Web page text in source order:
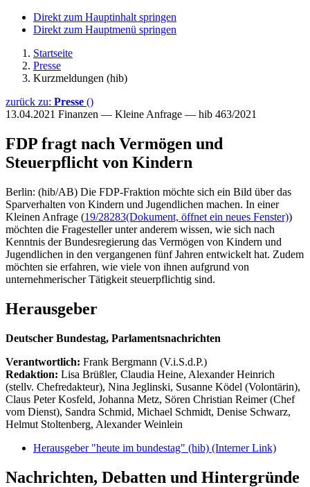
Direkt zum Hauptinhalt springen
Direkt zum Hauptmenü springen
Startseite
Presse
Kurzmeldungen (hib)
zurück zu: Presse ()
13.04.2021 Finanzen — Kleine Anfrage — hib 463/2021
FDP fragt nach Vermögen und
Steuerpflicht von Kindern
Berlin: (hib/AB) Die FDP-Fraktion möchte sich ein Bild über das
Sparverhalten von Kindern und Jugendlichen machen. In einer
Kleinen Anfrage (19/28283(Dokument, öffnet ein neues Fenster))
möchten die Fragesteller unter anderem wissen, wie sich nach
Kenntnis der Bundesregierung das Vermögen von Kindern und
Jugendlichen in den vergangenen fünf Jahren entwickelt hat. Zudem
möchten sie erfahren, wie viele von ihnen aufgrund von
unternehmerischer Tätigkeit steuerpflichtig sind.
Herausgeber
Deutscher Bundestag, Parlamentsnachrichten
Verantwortlich: Frank Bergmann (V.i.S.d.P.)
Redaktion: Lisa Brüßler, Claudia Heine, Alexander Heinrich
(stellv. Chefredakteur), Nina Jeglinski, Susanne Ködel (Volontärin),
Claus Peter Kosfeld, Johanna Metz, Sören Christian Reimer (Chef
vom Dienst), Sandra Schmid, Michael Schmidt, Denise Schwarz,
Helmut Stoltenberg, Alexander Weinlein
Herausgeber "heute im bundestag" (hib) (Interner Link)
Nachrichten, Debatten und Hintergründe